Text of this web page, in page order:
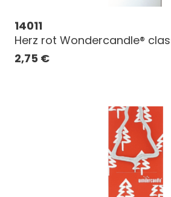
14011
Herz rot Wondercandle®
2,75 €